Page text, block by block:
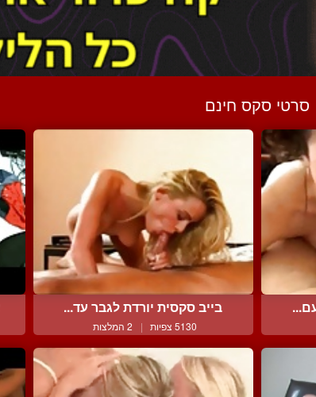
סרטי סקס חינם
בייב סקסית יורדת לגבר עד...
5130 צפיות | 2 המלצות